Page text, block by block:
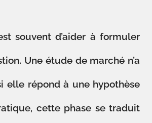
souvent d’aider à formuler
Une étude de marché n’a
elle répond à une hypothèse
cette phase se traduit